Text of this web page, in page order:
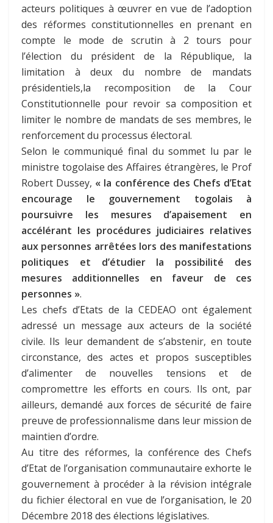
acteurs politiques à œuvrer en vue de l’adoption
des réformes constitutionnelles en prenant en
compte le mode de scrutin à 2 tours pour
l’élection du président de la République, la
limitation à deux du nombre de mandats
présidentiels,la recomposition de la Cour
Constitutionnelle pour revoir sa composition et
limiter le nombre de mandats de ses membres, le
renforcement du processus électoral.
Selon le communiqué final du sommet lu par le
ministre togolaise des Affaires étrangères, le Prof
Robert Dussey, « la conférence des Chefs d’Etat
encourage le gouvernement togolais à
poursuivre les mesures d’apaisement en
accélérant les procédures judiciaires relatives
aux personnes arrêtées lors des manifestations
politiques et d’étudier la possibilité des
mesures additionnelles en faveur de ces
personnes ».
Les chefs d’Etats de la CEDEAO ont également
adressé un message aux acteurs de la société
civile. Ils leur demandent de s’abstenir, en toute
circonstance, des actes et propos susceptibles
d’alimenter de nouvelles tensions et de
compromettre les efforts en cours. Ils ont, par
ailleurs, demandé aux forces de sécurité de faire
preuve de professionnalisme dans leur mission de
maintien d’ordre.
Au titre des réformes, la conférence des Chefs
d’Etat de l’organisation communautaire exhorte le
gouvernement à procéder à la révision intégrale
du fichier électoral en vue de l’organisation, le 20
Décembre 2018 des élections législatives.